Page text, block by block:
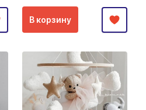
В корзину